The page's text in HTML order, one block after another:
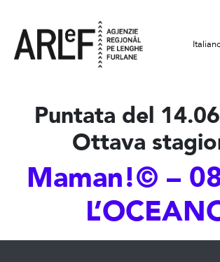
Puntata del
Ottava
Maman!© –